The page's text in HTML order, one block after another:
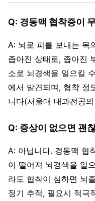
Q: 경동맥 협착증이
A: 뇌로 피를 보내는 목
좁아진 상태로, 좁아진
소로 뇌경색을 일으킬
에서 발견되며, 협착 정
니다(서울대 내과전공
Q: 증상이 없으면 괜
A: 아닙니다. 경동맥 협
이 떨어져 뇌경색을 일
라도 협착이 심하면 뇌
정기 추적, 필요시 적극